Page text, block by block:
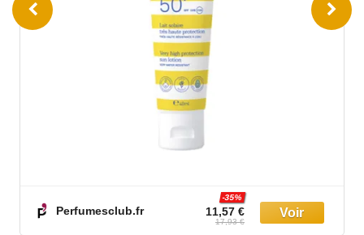
Perfumesclub.fr 11,57 €
-35%
17,93 €